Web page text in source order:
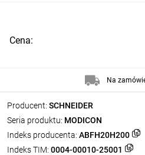
Producent: SCHNEIDER
Seria produktu: MODICON
Indeks producenta: ABFH20H200
Indeks TIM: 0004-00010-25001
Cena:
Na